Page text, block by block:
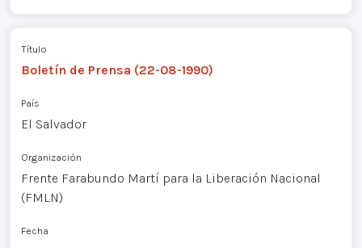
Título
Boletín de Prensa (22-08-1990)
País
El Salvador
Organización
Frente Farabundo Martí para la Liberación Nacional
(FMLN)
Fecha